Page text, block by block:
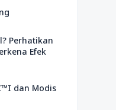
Perhatikan
Efek
dan Modis